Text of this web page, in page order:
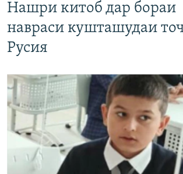
Нашри китоб дар бораи
навраси кушташудаи
Русия